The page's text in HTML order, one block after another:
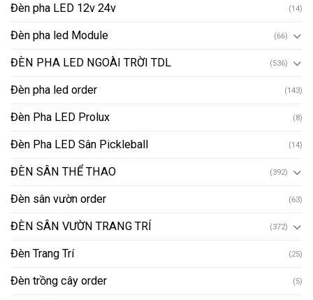
Đèn pha LED 12v 24v (14)
Đèn pha led Module (66)
ĐÈN PHA LED NGOÀI TRỜI TDL (536)
Đèn pha led order (143)
Đèn Pha LED Prolux (8)
Đèn Pha LED Sân Pickleball (14)
ĐÈN SÂN THỂ THAO (392)
Đèn sân vườn order (63)
ĐÈN SÂN VƯỜN TRANG TRÍ (372)
Đèn Trang Trí (25)
Đèn trồng cây order (5)